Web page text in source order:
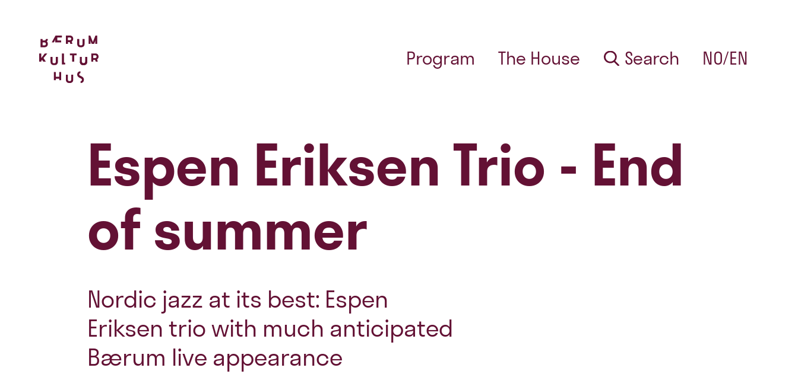
Program The House Search NO/EN
Espen Eriksen Trio - End
of summer
Nordic jazz at its best: Espen
Eriksen trio with much anticipated
Bærum live appearance